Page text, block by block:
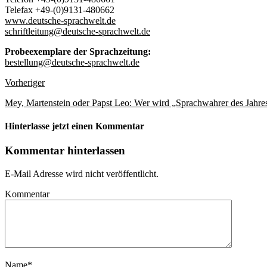
Telefax +49-(0)9131-480662
www.deutsche-sprachwelt.de
schriftleitung@deutsche-sprachwelt.de
Probeexemplare der Sprachzeitung:
bestellung@deutsche-sprachwelt.de
Vorheriger
Mey, Martenstein oder Papst Leo: Wer wird „Sprachwahrer des
Hinterlasse jetzt einen Kommentar
Kommentar hinterlassen
E-Mail Adresse wird nicht veröffentlicht.
Kommentar
Name*